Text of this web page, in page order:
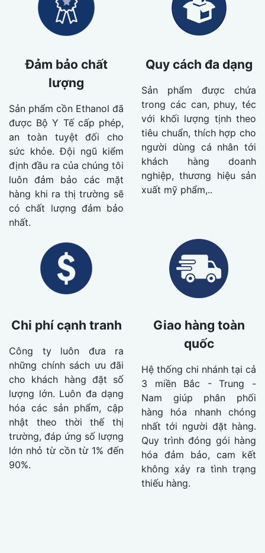
Đảm bảo chất
lượng
Sản phẩm cồn Ethanol đã
được Bộ Y Tế cấp phép,
an toàn tuyệt đối cho
sức khỏe. Đội ngũ kiểm
định đầu ra của chúng tôi
luôn đảm bảo các mặt
hàng khi ra thị trường sẽ
có chất lượng đảm bảo
nhất.
Quy cách đa dạng
Sản phẩm được chứa
trong các can, phuy, téc
với khối lượng tịnh theo
tiêu chuẩn, thích hợp cho
người dùng cá nhân tới
khách hàng doanh
nghiệp, thương hiệu sản
xuất mỹ phẩm,..
Chi phí cạnh tranh
Công ty luôn đưa ra
những chính sách ưu đãi
cho khách hàng đặt số
lượng lớn. Luôn đa dạng
hóa các sản phẩm, cập
nhật theo thời thế thị
trường, đáp ứng số lượng
lớn nhỏ từ cồn từ 1% đến
90%.
Giao hàng toàn
quốc
Hệ thống chi nhánh tại cả
3 miền Bắc - Trung -
Nam giúp phân phối
hàng hóa nhanh chóng
nhất tới người đặt hàng.
Quy trình đóng gói hàng
hóa đảm bảo, cam kết
không xảy ra tình trạng
thiếu hàng.